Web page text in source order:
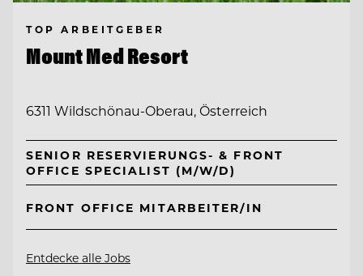
TOP ARBEITGEBER
Mount Med Resort
6311 Wildschönau-Oberau, Österreich
SENIOR RESERVIERUNGS- & FRONT
OFFICE SPECIALIST (M/W/D)
FRONT OFFICE MITARBEITER/IN
Entdecke alle Jobs